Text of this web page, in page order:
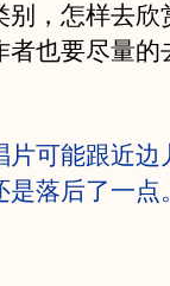
，怎样去欣
也要尽量的
片可能跟近边
是落后了一点